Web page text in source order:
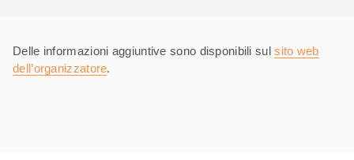
Delle informazioni aggiuntive sono disponibili sulsito web
dell’organizzatore.